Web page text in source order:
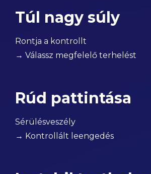
Túl nagy súly
Rontja a kontrollt
→ Válassz megfelelő terhelést
Rúd pattintása
Sérülésveszély
→ Kontrollált leengedés